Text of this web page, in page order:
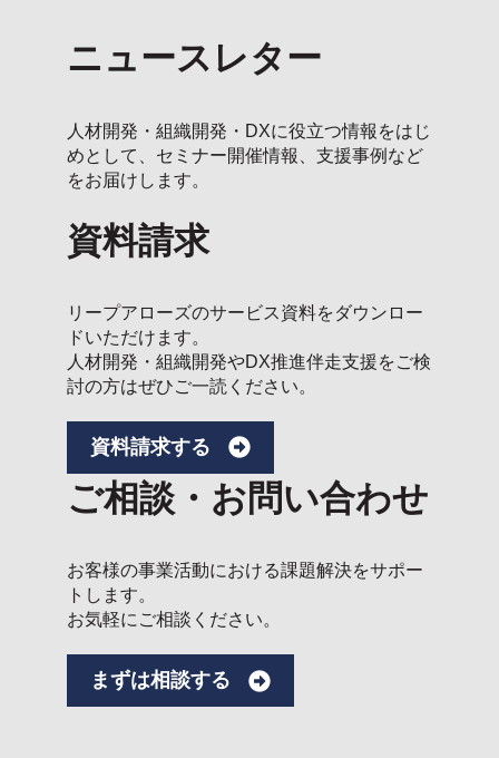
ニュースレター
人材開発・組織開発・DXに役立つ情報をはじ
めとして、セミナー開催情報、支援事例など
をお届けします。
資料請求
リープアローズのサービス資料をダウンロー
ドいただけます。
人材開発・組織開発やDX推進伴走支援をご検
討の方はぜひご一読ください。
資料請求する
ご相談・お問い合わせ
お客様の事業活動における課題解決をサポー
トします。
お気軽にご相談ください。
まずは相談する